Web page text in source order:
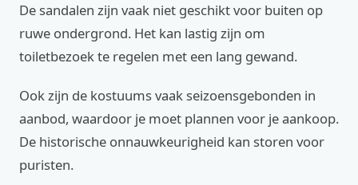
De sandalen zijn vaak niet geschikt voor buiten op
ruwe ondergrond. Het kan lastig zijn om
toiletbezoek te regelen met een lang gewand.
Ook zijn de kostuums vaak seizoensgebonden in
aanbod, waardoor je moet plannen voor je aankoop.
De historische onnauwkeurigheid kan storen voor
puristen.